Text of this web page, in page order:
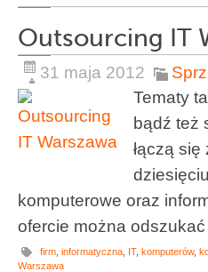
Outsourcing IT
31 maja 2012
Tematy
bądź też
łączą
komputerowe oraz
ofercie można odszukać
firm informatyczna IT, komputerów,
Warszawa